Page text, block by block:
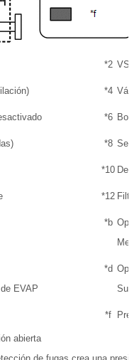
*2 VSV
*4
*6
*8
*10
*12
*b
EVAP
*d
*f
abierta